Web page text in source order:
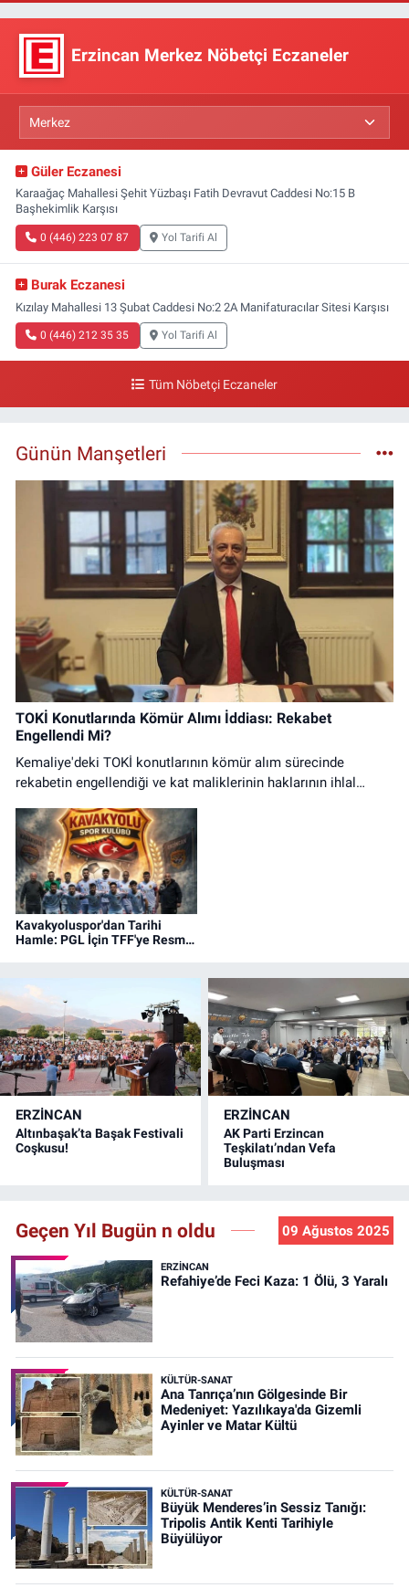
Erzincan Merkez Nöbetçi Eczaneler
Güler Eczanesi
Karaağaç Mahallesi Şehit Yüzbaşı Fatih Devravut Caddesi No:15 B
Başhekimlik Karşısı
0 (446) 223 07 87 Yol Tarifi Al
Burak Eczanesi
Kızılay Mahallesi 13 Şubat Caddesi No:2 2A Manifaturacılar Sitesi Karşısı
0 (446) 212 35 35 Yol Tarifi Al
Tüm Nöbetçi Eczaneler
Günün Manşetleri
TOKİ Konutlarında Kömür Alımı İddiası: Rekabet
Engellendi Mi?
Kemaliye'deki TOKİ konutlarının kömür alım sürecinde
rekabetin engellendiği ve kat maliklerinin haklarının ihlal
Kavakyoluspor'dan Tarihi
Hamle: PGL İçin TFF'ye Resmi
ERZINCAN
Altınbaşak’ta Başak Festivali
Coşkusu!
ERZINCAN
AK Parti Erzincan
Teşkilatı’ndan Vefa
Buluşması
Geçen Yıl Bugün n oldu 09 Ağustos 2025
ERZINCAN
Refahiye’de Feci Kaza: 1 Ölü, 3 Yaralı
KÜLTÜR-SANAT
Ana Tanrıça’nın Gölgesinde Bir
Medeniyet: Yazılıkaya'da Gizemli
Ayinler ve Matar Kültü
KÜLTÜR-SANAT
Büyük Menderes’in Sessiz Tanığı:
Tripolis Antik Kenti Tarihiyle
Büyülüyor